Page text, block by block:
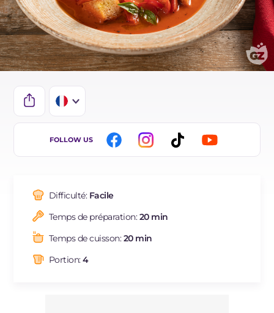
IT
ES
NL
BR
FOLLOW US
Difficulté: Facile
Temps de préparation:20 min
Temps de cuisson:20 min
Portion:4